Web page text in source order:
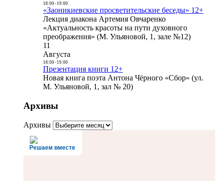
18:00- 19:00
«Заоникиевские просветительские беседы» 12+
Лекция диакона Артемия Овчаренко
«Актуальность красоты на пути духовного
преображения» (М. Ульяновой, 1, зале №12)
11
Августа
18:00- 19:00
Презентация книги 12+
Новая книга поэта Антона Чёрного «Сбор» (ул.
М. Ульяновой, 1, зал № 20)
Архивы
Архивы
Решаем вместе